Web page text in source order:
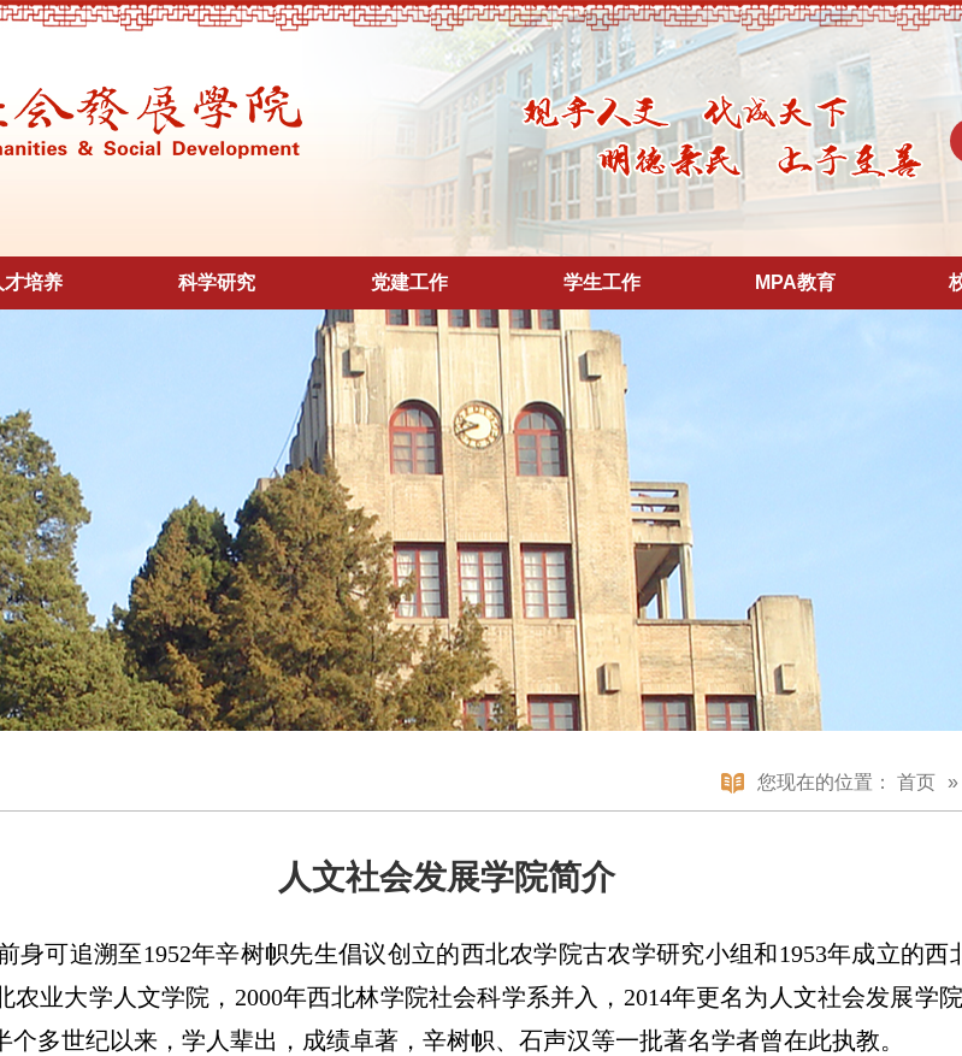
才培养 科学研究 党建工作 学生工作 MPA教育
您现在的位置： 首页 »
人文社会发展学院简介
身可追溯至1952年辛树帜先生倡议创立的西北农学院古农学研究小组和1953年成立的西
农业大学人文学院，2000年西北林学院社会科学系并入，2014年更名为人文社会发展学
多世纪以来，学人辈出，成绩卓著，辛树帜、石声汉等一批著名学者曾在此执教。